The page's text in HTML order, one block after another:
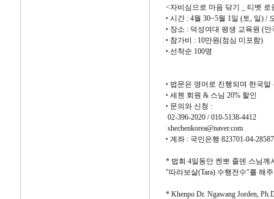
<자비심으로 마음 닦기 _ 티벳 로
‣ 시간 : 4월 30~5월 1일 (토, 일) /
‣ 장소 : 덕성여대 평생 교육원 (
‣ 참가비 : 10만원(점심 미포함)
‣ 선착순 100명
‣ 법문은 영어로 진행되며 한국말
‣ 세첸 회원 & 스님 20% 할인
‣ 문의와 신청 :
02-396-2020 / 010-5138-4412
shechenkorea@naver.com
‣ 계좌 : 국민은행 823701-04-
* 법회 4일동안 켄뽀 졸덴 스님께
"따라보살(Tara) 수행전수"를 해
* Khenpo Dr. Ngawang Jorden,